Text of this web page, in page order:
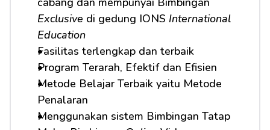
Exclusive di gedung IONS International
Education
Fasilitas terlengkap dan terbaik
Program Terarah, Efektif dan Efisien
Metode Belajar Terbaik yaitu Metode
Penalaran
Menggunakan sistem Bimbingan Tatap